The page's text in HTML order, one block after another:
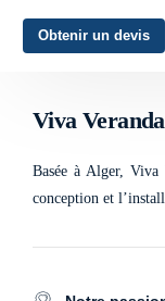
Obtenir un devis
L'art
Viva
Basée à Alger, Viva
conception et